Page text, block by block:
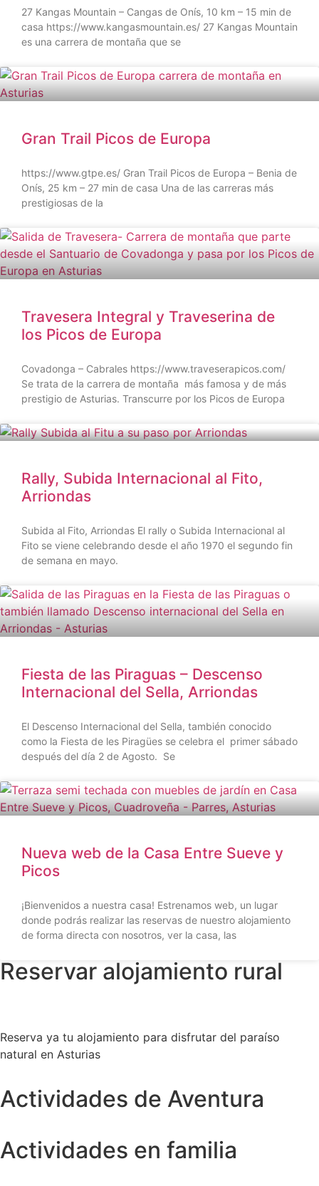
27 Kangas Mountain – Cangas de Onís, 10 km – 15 min de
casa https://www.kangasmountain.es/ 27 Kangas Mountain
es una carrera de montaña que se
Gran Trail Picos de Europa
https://www.gtpe.es/ Gran Trail Picos de Europa – Benia de
Onís, 25 km – 27 min de casa Una de las carreras más
prestigiosas de la
Travesera Integral y Traveserina de
los Picos de Europa
Covadonga – Cabrales https://www.traveserapicos.com/
Se trata de la carrera de montaña más famosa y de más
prestigio de Asturias. Transcurre por los Picos de Europa
Rally, Subida Internacional al Fito,
Arriondas
Subida al Fito, Arriondas El rally o Subida Internacional al
Fito se viene celebrando desde el año 1970 el segundo fin
de semana en mayo.
Fiesta de las Piraguas – Descenso
Internacional del Sella, Arriondas
El Descenso Internacional del Sella, también conocido
como la Fiesta de les Piragües se celebra el primer sábado
después del día 2 de Agosto. Se
Nueva web de la Casa Entre Sueve y
Picos
¡Bienvenidos a nuestra casa! Estrenamos web, un lugar
donde podrás realizar las reservas de nuestro alojamiento
de forma directa con nosotros, ver la casa, las
Reservar alojamiento rural
Reserva ya tu alojamiento para disfrutar del paraíso
natural en Asturias
Actividades de Aventura
Actividades en familia